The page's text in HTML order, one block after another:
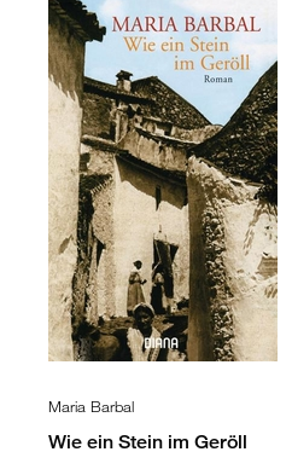
Maria Barbal
Wie ein Stein im Geröll